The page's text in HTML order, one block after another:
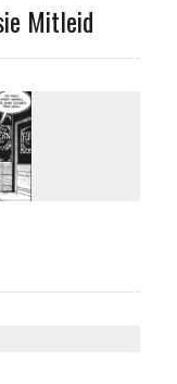
Mitleid